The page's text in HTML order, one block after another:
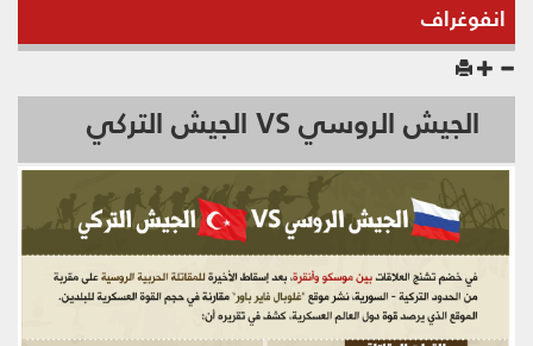
انفوغراف
الجيش الروسي VS الجيش التركي